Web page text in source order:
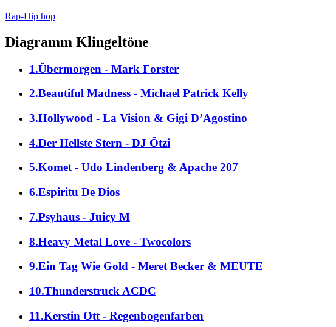
Rap-Hip hop
Diagramm Klingeltöne
1.Übermorgen - Mark Forster
2.Beautiful Madness - Michael Patrick Kelly
3.Hollywood - La Vision & Gigi D’Agostino
4.Der Hellste Stern - DJ Ötzi
5.Komet - Udo Lindenberg & Apache 207
6.Espiritu De Dios
7.Psyhaus - Juicy M
8.Heavy Metal Love - Twocolors
9.Ein Tag Wie Gold - Meret Becker & MEUTE
10.Thunderstruck ACDC
11.Kerstin Ott - Regenbogenfarben